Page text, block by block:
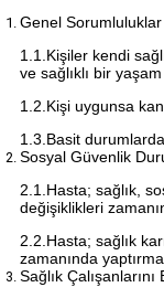
Genel Sorumluluklar
1.1.Kişiler kendi
ve sağlıklı bir
1.2.Kişi uygunsa
1.3.Basit durumlarda
Sosyal Güvenlik
2.1.Hasta; sağlık,
değişiklikleri
2.2.Hasta; sağlık
zamanında
Sağlık